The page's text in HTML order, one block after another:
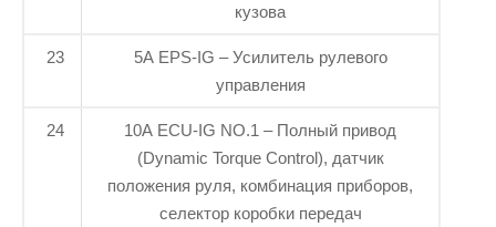
кузова
23
5A EPS-IG – Усилитель рулевого
управления
24
10A ECU-IG NO.1 – Полный привод
(Dynamic Torque Control), датчик
положения руля, комбинация приборов,
селектор коробки передач